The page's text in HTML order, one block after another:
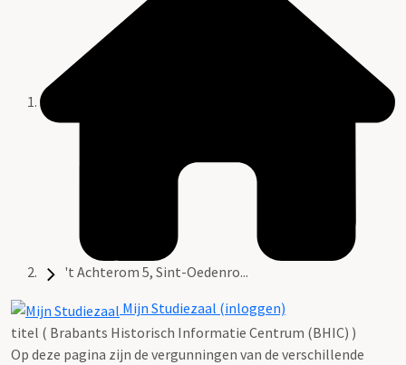
't Achterom 5, Sint-Oedenro...
Mijn Studiezaal (inloggen)
titel ( Brabants Historisch Informatie Centrum (BHIC) )
Op deze pagina zijn de vergunningen van de verschillende